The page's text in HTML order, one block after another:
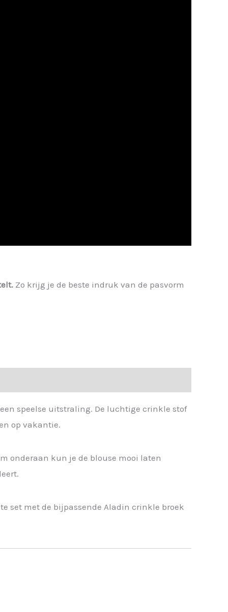
Zo krijg je de beste indruk van de pasvorm
speelse uitstraling. De luchtige crinkle stof
op vakantie.
onderaan kun je de blouse mooi laten
set met de bijpassende Aladin crinkle broek